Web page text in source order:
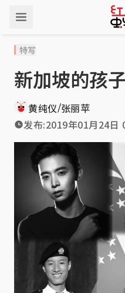
特写
新加坡的孩
黄纯仪/张丽苹
发布:2019年01月24日